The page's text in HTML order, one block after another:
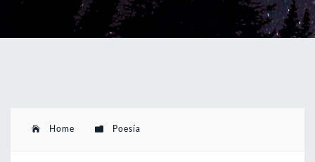
Home Poesía